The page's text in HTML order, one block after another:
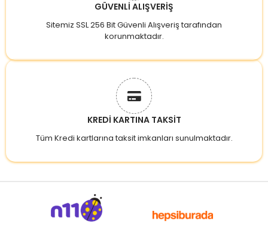
GÜVENLİ ALIŞVERİŞ
Sitemiz SSL 256 Bit Güvenli Alışveriş tarafından
korunmaktadır.
KREDİ KARTINA TAKSİT
Tüm Kredi kartlarına taksit imkanları sunulmaktadır.